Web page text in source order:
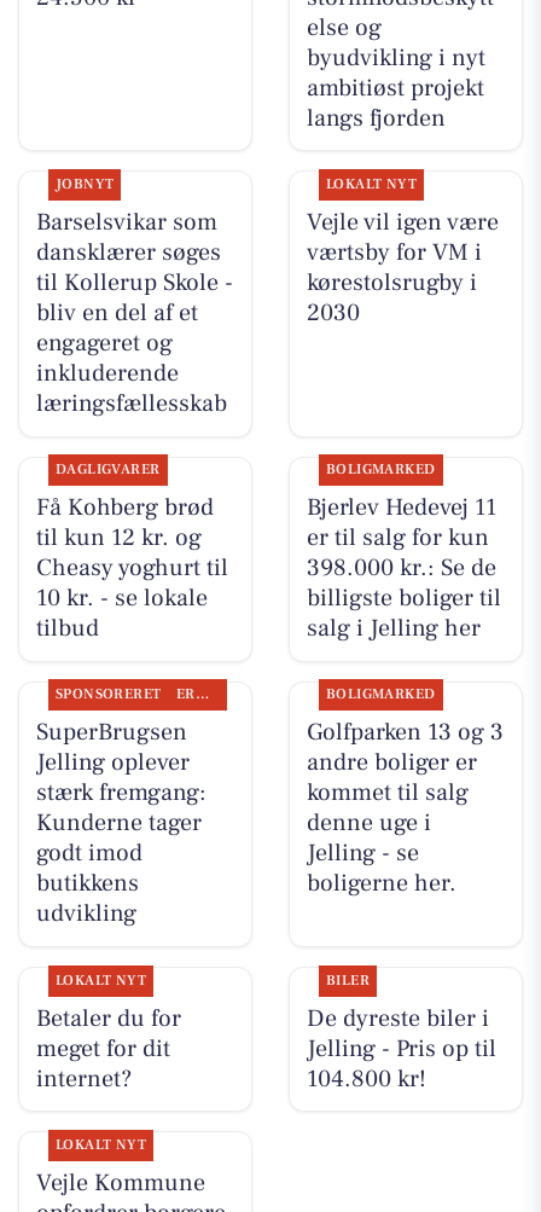
else og
byudvikling i nyt
ambitiøst projekt
langs fjorden
JOBNYT
Barselsvikar som
dansklærer søges
til Kollerup Skole -
bliv en del af et
engageret og
inkluderende
læringsfællesskab
LOKALT NYT
Vejle vil igen være
værtsby for VM i
kørestolsrugby i
2030
DAGLIGVARER
Få Kohberg brød
til kun 12 kr. og
Cheasy yoghurt til
10 kr. - se lokale
tilbud
BOLIGMARKED
Bjerlev Hedevej 11
er til salg for kun
398.000 kr.: Se de
billigste boliger til
salg i Jelling her
SPONSORERET ERHVERV
SuperBrugsen
Jelling oplever
stærk fremgang:
Kunderne tager
godt imod
butikkens
udvikling
BOLIGMARKED
Golfparken 13 og 3
andre boliger er
kommet til salg
denne uge i
Jelling - se
boligerne her.
LOKALT NYT
Betaler du for
meget for dit
internet?
BILER
De dyreste biler i
Jelling - Pris op til
104.800 kr!
LOKALT NYT
Vejle Kommune